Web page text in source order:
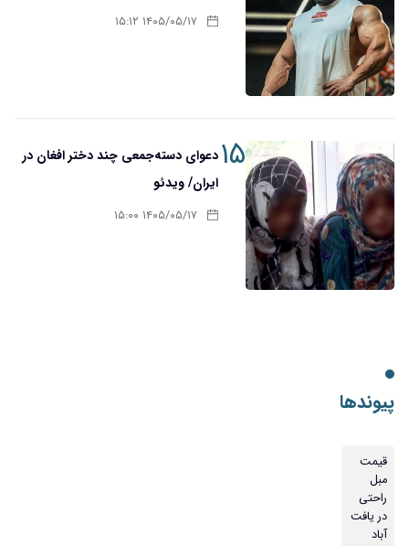
۱۴۰۵/۰۵/۱۷ ۱۵:۱۲
۱۵دعوای دسته‌جمعی چند دختر افغان در
ایران/ ویدئو
۱۴۰۵/۰۵/۱۷ ۱۵:۰۰
پیوندها
قیمت
مبل
راحتی
در یافت
آباد